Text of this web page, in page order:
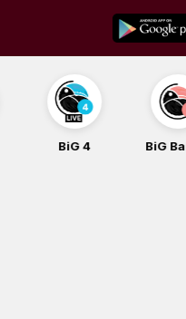
content
BiG 4 BiG Balade